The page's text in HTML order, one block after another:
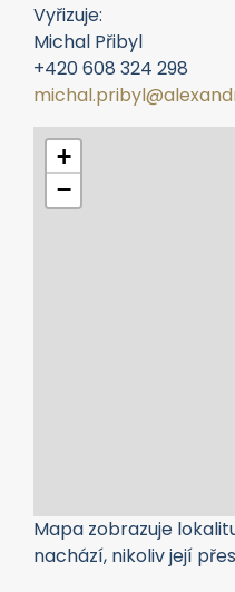
Vyřizuje:
Michal Přibyl
+420 608 324 298
+
−
Mapa zobrazuje
nachází, nikoliv její